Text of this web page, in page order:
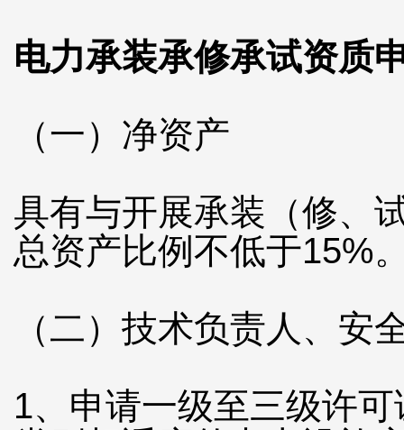
电力承装承修承试资质
（一）净资产
具有与开展承装（修、
总资产比例不低于15%
（二）技术负责人、安
1、申请一级至三级许